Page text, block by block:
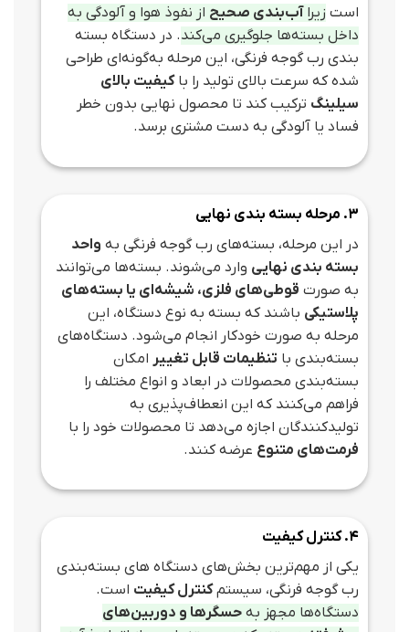
است زیراآب‌بندی صحیح از نفوذ هوا و آلودگی به
داخل بسته‌ها جلوگیری می‌کند. در دستگاه‌ بسته‌
بندی رب گوجه فرنگی، این مرحله به‌گونه‌ای طراحی
شده که سرعت بالای تولید را باکیفیت بالای
سیلینگ ترکیب کند تا محصول نهایی بدون خطر
فساد یا آلودگی به دست مشتری برسد.
3. مرحله بسته‌ بندی نهایی
در این مرحله، بسته‌های رب گوجه فرنگی به واحد
بسته‌ بندی نهایی وارد می‌شوند. بسته‌ها می‌توانند
به صورت قوطی‌های فلزی، شیشه‌ای یا بسته‌های
پلاستیکی باشند که بسته به نوع دستگاه، این
مرحله به صورت خودکار انجام می‌شود. دستگاه‌های
بسته‌بندی با تنظیمات قابل تغییر امکان
بسته‌بندی محصولات در ابعاد و انواع مختلف را
فراهم می‌کنند که این انعطاف‌پذیری به
تولیدکنندگان اجازه می‌دهد تا محصولات خود را با
فرمت‌های متنوع عرضه کنند.
4. کنترل کیفیت
یکی از مهم‌ترین بخش‌های دستگاه‌ های بسته‌بندی
رب گوجه فرنگی، سیستمکنترل کیفیت است.
دستگاه‌ها مجهز به حسگرها و دوربین‌های